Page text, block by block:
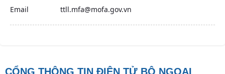
Email
ttll.mfa@mofa.gov.vn
CỔNG THÔNG TIN ĐIỆN TỬ BỘ NGOẠI